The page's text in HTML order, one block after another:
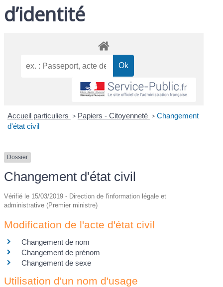
d’identité
Accueil particuliers > Papiers - Citoyenneté > Changement
d'état civil
Dossier
Changement d'état civil
Vérifié le 15/03/2019 - Direction de l'information légale et
administrative (Premier ministre)
Modification de l'acte d'état civil
Changement de nom
Changement de prénom
Changement de sexe
Utilisation d'un nom d'usage